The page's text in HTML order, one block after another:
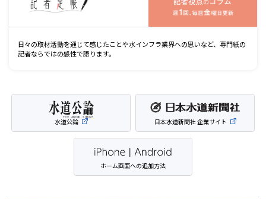
日々の取材活動を通じて感じたことや水インフラ業界への思いなど、専門紙の
記者ならではの感性で語ります。
水道公論 日本水道新聞社 企業サイト
ホーム画面への追加方法